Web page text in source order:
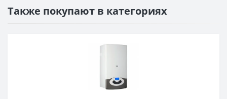
Также покупают в категориях